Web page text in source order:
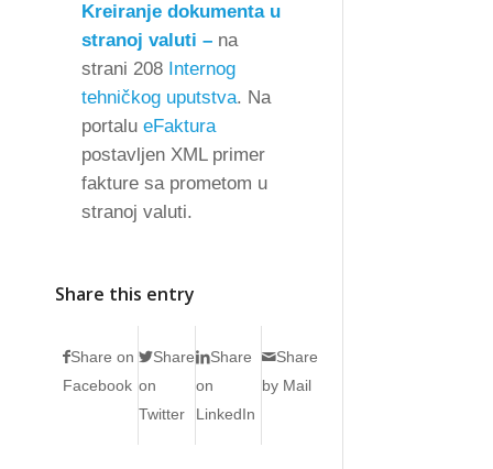
Kreiranje dokumenta u
stranoj valuti – na
strani 208 Internog
tehničkog uputstva. Na
portalu eFaktura
postavljen XML primer
fakture sa prometom u
stranoj valuti.
Share this entry
Share on
Facebook
Share
on
Twitter
Share
on
LinkedIn
Share
by Mail